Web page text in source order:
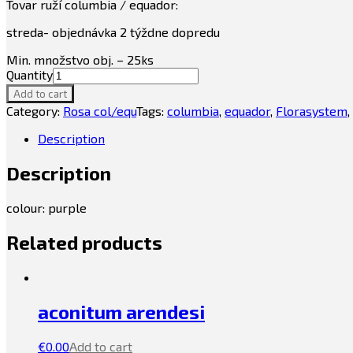
Tovar ruží columbia / equador:
streda- objednávka 2 týždne dopredu
Min. množstvo obj. – 25ks
Quantity
Add to cart
Category: Rosa col/equTags: columbia, equador, Florasystem,
Description
Description
colour: purple
Related products
aconitum arendesi
€0.00Add to cart